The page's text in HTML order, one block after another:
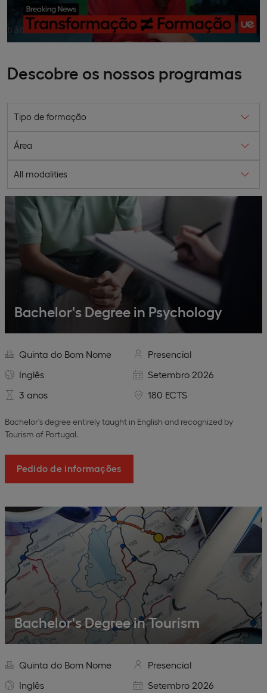
não
Descobre os nossos programas
Tipo de formação
Área
All modalities
Bachelor's Degree in Psychology
Quinta do Bom Nome
Presencial
Inglês
Setembro 2026
3 anos
180 ECTS
Bachelor's degree entirely taught in English and recognized by
Tourism of Portugal.
Pedido de informações
Bachelor's Degree in Tourism
Quinta do Bom Nome
Presencial
Inglês
Setembro 2026